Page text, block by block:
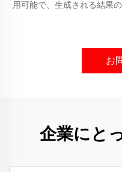
用可能で、生成される結果
お
企業にと